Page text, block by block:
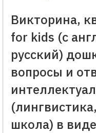
Викторина,
for kids (с
русский)
вопросы и
школа) в